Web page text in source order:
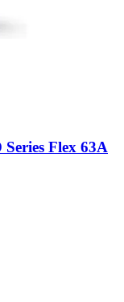
Flex 63A